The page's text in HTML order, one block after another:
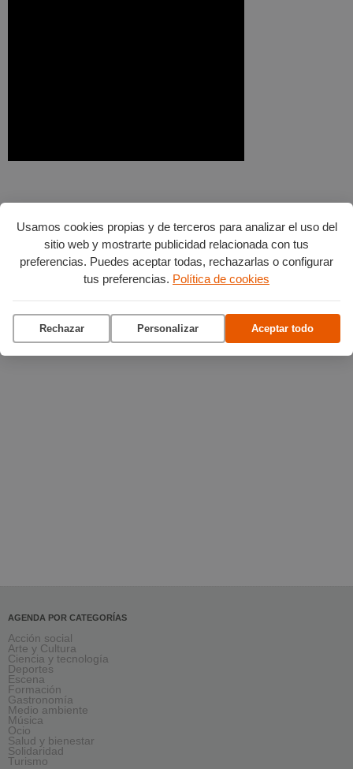
Usamos cookies propias y de terceros para analizar el uso del
sitio web y mostrarte publicidad relacionada con tus
preferencias. Puedes aceptar todas, rechazarlas o configurar
tus preferencias. Política de cookies
Rechazar Personalizar Aceptar todo
AGENDA POR CATEGORÍAS
Acción social
Arte y Cultura
Ciencia y tecnología
Deportes
Escena
Formación
Gastronomía
Medio ambiente
Música
Ocio
Salud y bienestar
Solidaridad
Turismo